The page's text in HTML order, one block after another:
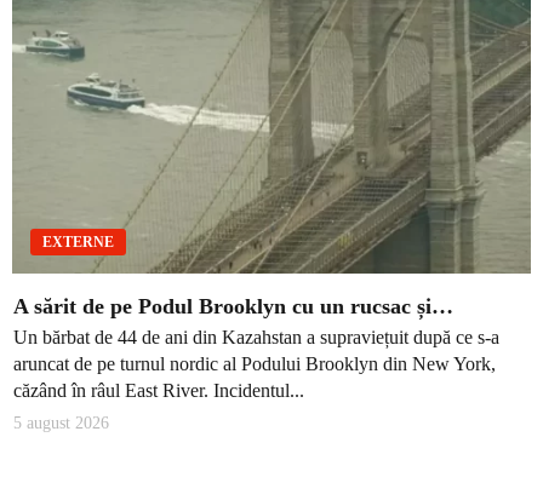
EXTERNE
A sărit de pe Podul Brooklyn cu un rucsac și…
Un bărbat de 44 de ani din Kazahstan a supraviețuit după ce s-a
aruncat de pe turnul nordic al Podului Brooklyn din New York,
căzând în râul East River. Incidentul...
5 august 2026